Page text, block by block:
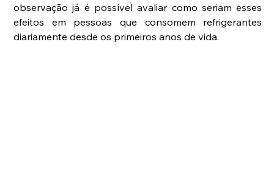
observação já é possível avaliar como seriam esses
efeitos em pessoas que consomem refrigerantes
diariamente desde os primeiros anos de vida.